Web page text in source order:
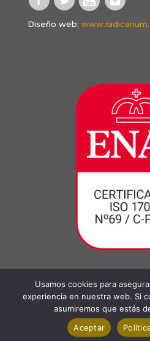
Diseño web:
Usamos cookies para
experiencia en nuestra web. Si
asumiremos que estás
Aceptar